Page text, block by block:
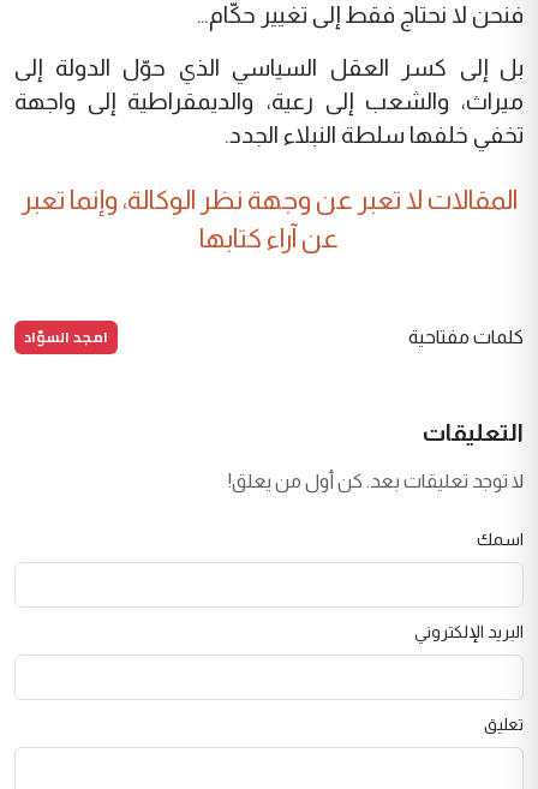
فنحن لا نحتاج فقط إلى تغيير حكّام…
بل إلى كسر العقل السياسي الذي حوّل الدولة إلى
ميراث، والشعب إلى رعية، والديمقراطية إلى واجهة
تخفي خلفها سلطة النبلاء الجدد.
المقالات لا تعبر عن وجهة نظر الوكالة، وإنما تعبر
عن آراء كتابها
كلمات مفتاحية امجد السوّاد
التعليقات
لا توجد تعليقات بعد. كن أول من يعلق!
اسمك
البريد الإلكتروني
تعليق